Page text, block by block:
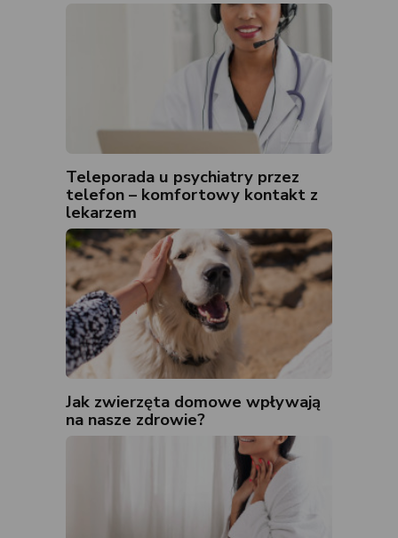
Teleporada u psychiatry przez
telefon – komfortowy kontakt z
lekarzem
Jak zwierzęta domowe wpływają
na nasze zdrowie?